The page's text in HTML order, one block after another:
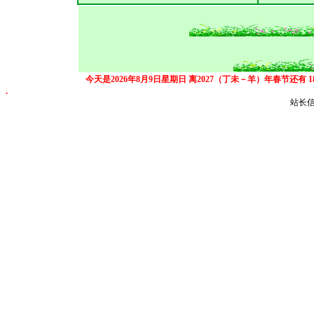
今天是2026年8月9日星期日 离2027（丁未－羊）年春节还有
.
站长